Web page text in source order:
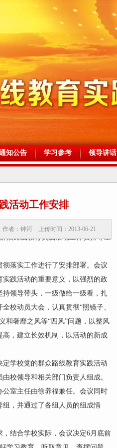
知公告 学习参考 领导讲话
活动工作安排
者：钟河 上传时间：2013-06-21
众路线教育实践活动工作安排等重
落实工作进行了安排部署。会议
践活动的重要意义，以强烈的政
领导带头，一级做给一级看，扎
校动员大会，认真贯彻“照镜子、
和奢靡之风等“四风”问题，以整风
，建立长效机制，以活动的新成
学校党的群众路线教育实践活动
校领导和相关部门负责人组成。
室主任由徐养福兼任。会议同时
，并通过了各组人员的组成情
结合学校实际，会议决定6月底前